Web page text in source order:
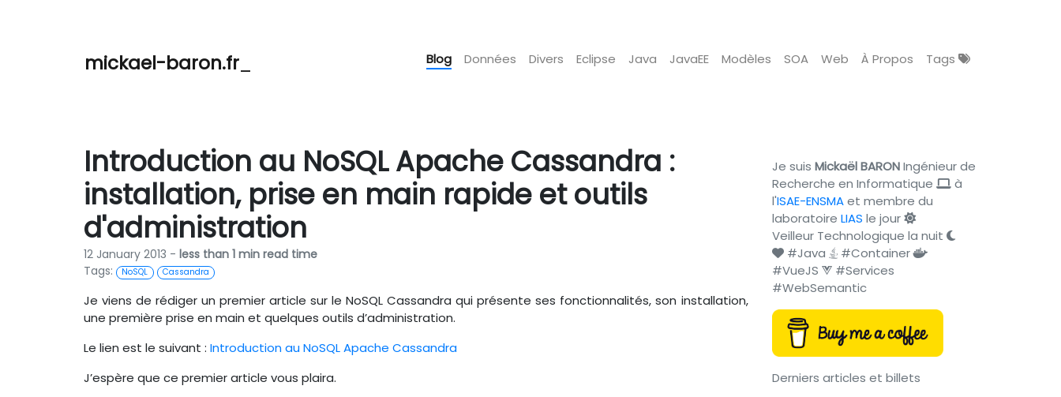
mickael-baron.fr Blog Données Divers Eclipse Java JavaEE Modèles SOA Web À Propos Tags
Introduction au NoSQL Apache Cassandra :
installation, prise en main rapide et outils
d'administration
12 January 2013 - less than 1 min read time
Tags:
NoSQL Cassandra
Je viens de rédiger un premier article sur le NoSQL Cassandra qui présente ses fonctionnalités, son installation,
une première prise en main et quelques outils d’administration.
Le lien est le suivant : Introduction au NoSQL Apache Cassandra
J’espère que ce premier article vous plaira.
Je suis Mickaël BARONIngénieur de
Recherche en Informatique
à
l'ISAE-ENSMAet membre du
laboratoire LIAS le jour
Veilleur Technologique la nuit
#Java
#Container
#VueJS
#Services
#WebSemantic
Derniers articles et billets